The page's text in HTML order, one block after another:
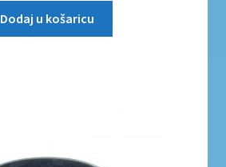
Dodaj u košaricu